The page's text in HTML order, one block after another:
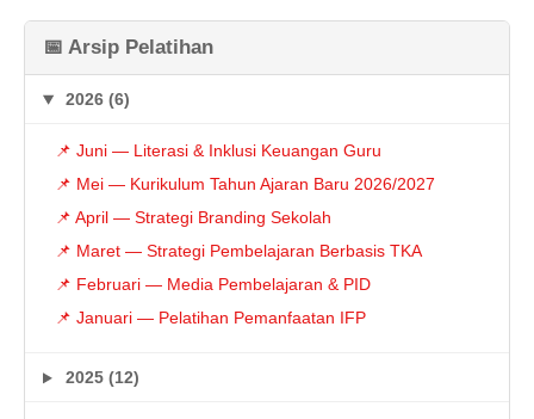
📅 Arsip Pelatihan
2026 (6)
📌 Juni — Literasi & Inklusi Keuangan Guru
📌 Mei — Kurikulum Tahun Ajaran Baru 2026/2027
📌 April — Strategi Branding Sekolah
📌 Maret — Strategi Pembelajaran Berbasis TKA
📌 Februari — Media Pembelajaran & PID
📌 Januari — Pelatihan Pemanfaatan IFP
2025 (12)